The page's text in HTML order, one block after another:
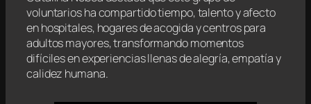
voluntarios ha compartido tiempo, talento y afecto
en hospitales, hogares de acogida y centros para
adultos mayores, transformando momentos
difíciles en experiencias llenas de alegría, empatía y
calidez humana.